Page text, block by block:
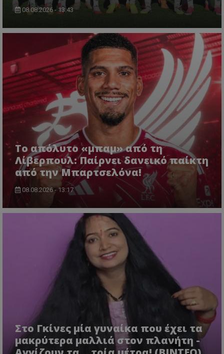
08.08.2026 - 13:43
Το απόλυτο «μπαμ» από τη
Λίβερπουλ: Παίρνει δανεικό παίκτη
από την Μπαρτσελόνα!
08.08.2026 - 13:17
Στο Γκίνες μία γυναίκα που έχει τα
μακρύτερα μαλλιά στον πλανήτη -